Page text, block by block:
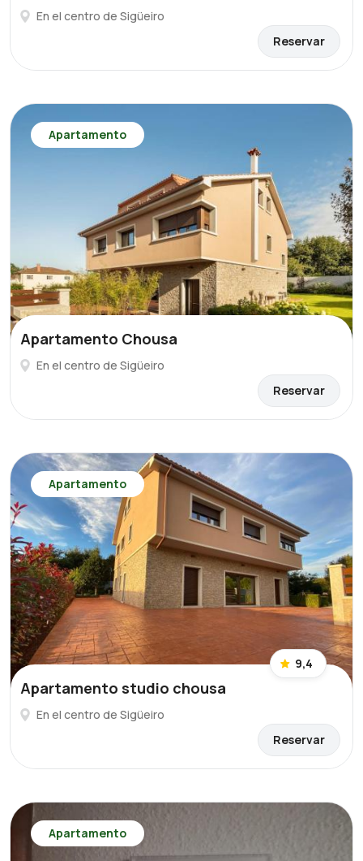
En el centro de Sigüeiro
Reservar
Apartamento
Apartamento Chousa
En el centro de Sigüeiro
Reservar
Apartamento
9,4
Apartamento studio chousa
En el centro de Sigüeiro
Reservar
Apartamento